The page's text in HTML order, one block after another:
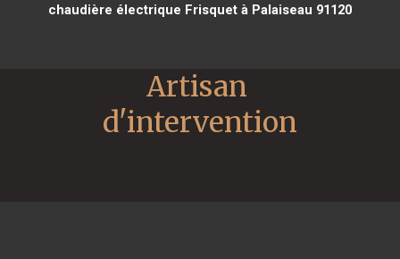
chaudière électrique Frisquet à Palaiseau 91120
Artisan
d'intervention